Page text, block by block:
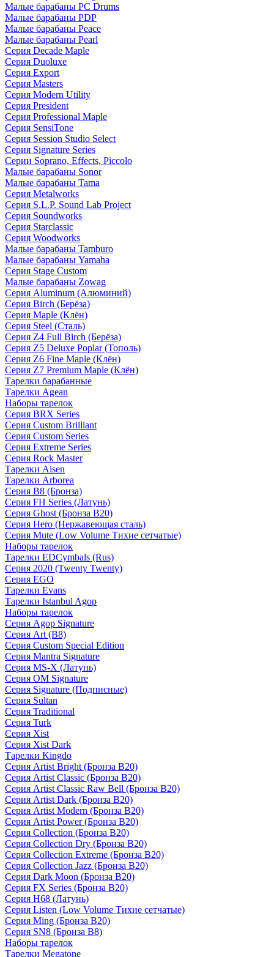
Малые барабаны PC Drums
Малые барабаны PDP
Малые барабаны Peace
Малые барабаны Pearl
Серия Decade Maple
Серия Duoluxe
Серия Export
Серия Masters
Серия Modern Utility
Серия President
Серия Professional Maple
Серия SensiTone
Серия Session Studio Select
Серия Signature Series
Серии Soprano, Effects, Piccolo
Малые барабаны Sonor
Малые барабаны Tama
Серия Metalworks
Серия S.L.P. Sound Lab Project
Серия Soundworks
Серия Starclassic
Серия Woodworks
Малые барабаны Tamburo
Малые барабаны Yamaha
Серия Stage Custom
Малые барабаны Zowag
Серия Aluminum (Алюминий)
Серия Birch (Берёза)
Серия Maple (Клён)
Серия Steel (Сталь)
Серия Z4 Full Birch (Берёза)
Серия Z5 Deluxe Poplar (Тополь)
Серия Z6 Fine Maple (Клён)
Серия Z7 Premium Maple (Клён)
Тарелки барабанные
Тарелки Agean
Наборы тарелок
Серия BRX Series
Серия Custom Brilliant
Серия Custom Series
Серия Extreme Series
Серия Rock Master
Тарелки Aisen
Тарелки Arborea
Серия B8 (Бронза)
Серия FH Series (Латунь)
Серия Ghost (Бронза B20)
Серия Hero (Нержавеющая сталь)
Серия Mute (Low Volume Тихие сетчатые)
Наборы тарелок
Тарелки EDCymbals (Rus)
Серия 2020 (Twenty Twenty)
Серия EGO
Тарелки Evans
Тарелки Istanbul Agop
Наборы тарелок
Серия Agop Signature
Серия Art (B8)
Серия Custom Special Edition
Серия Mantra Signature
Серия MS-X (Латунь)
Серия OM Signature
Серия Signature (Подписные)
Серия Sultan
Серия Traditional
Серия Turk
Серия Xist
Серия Xist Dark
Тарелки Kingdo
Серия Artist Bright (Бронза B20)
Серия Artist Classic (Бронза B20)
Серия Artist Classic Raw Bell (Бронза B20)
Серия Artist Dark (Бронза B20)
Серия Artist Modern (Бронза B20)
Серия Artist Power (Бронза B20)
Серия Collection (Бронза B20)
Серия Collection Dry (Бронза B20)
Серия Collection Extreme (Бронза B20)
Серия Collection Jazz (Бронза B20)
Серия Dark Moon (Бронза B20)
Серия FX Series (Бронза B20)
Серия H68 (Латунь)
Серия Listen (Low Volume Тихие сетчатые)
Серия Ming (Бронза B20)
Серия SN8 (Бронза B8)
Наборы тарелок
Тарелки Megatone